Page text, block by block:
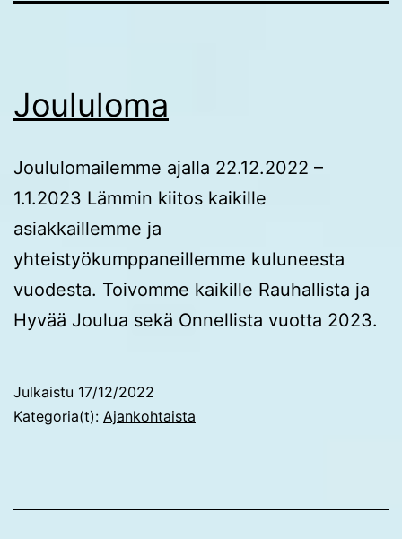
Joululoma
Joululomailemme ajalla 22.12.2022 –
1.1.2023 Lämmin kiitos kaikille
asiakkaillemme ja
yhteistyökumppaneillemme kuluneesta
vuodesta. Toivomme kaikille Rauhallista ja
Hyvää Joulua sekä Onnellista vuotta 2023.
Julkaistu 17/12/2022
Kategoria(t): Ajankohtaista